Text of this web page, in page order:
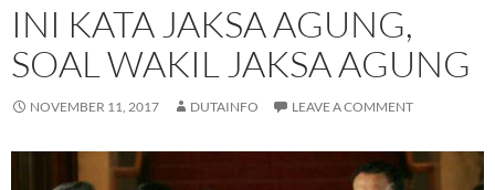
INI KATA JAKSA AGUNG,
SOAL WAKIL JAKSA AGUNG
NOVEMBER 11, 2017 DUTAINFO LEAVE A COMMENT